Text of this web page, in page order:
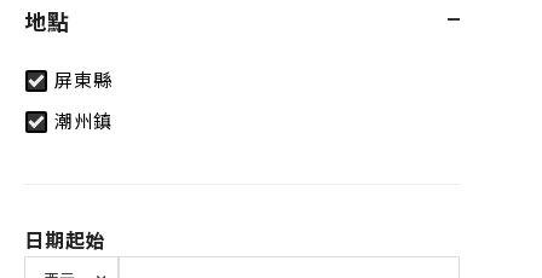
地點
屏東縣
潮州鎮
日期起始